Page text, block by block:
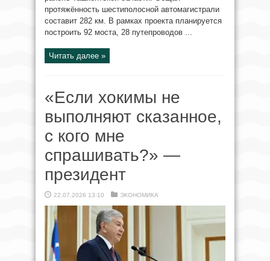
протяжённость шестиполосной автомагистрали
составит 282 км. В рамках проекта планируется
построить 92 моста, 28 путепроводов ...
Читать далее »
«Если хокимы не
выполняют сказанное,
с кого мне
спрашивать?» —
президент
22.07.2026 13:10 ЭКОНОМИКА